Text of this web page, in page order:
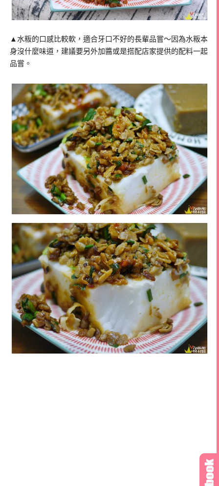
▲水粄的口感比較軟，適合牙口不好的長輩品嘗～因為水粄本
身沒什麼味道，建議要另外加醬或是搭配店家提供的配料一起
品嘗。